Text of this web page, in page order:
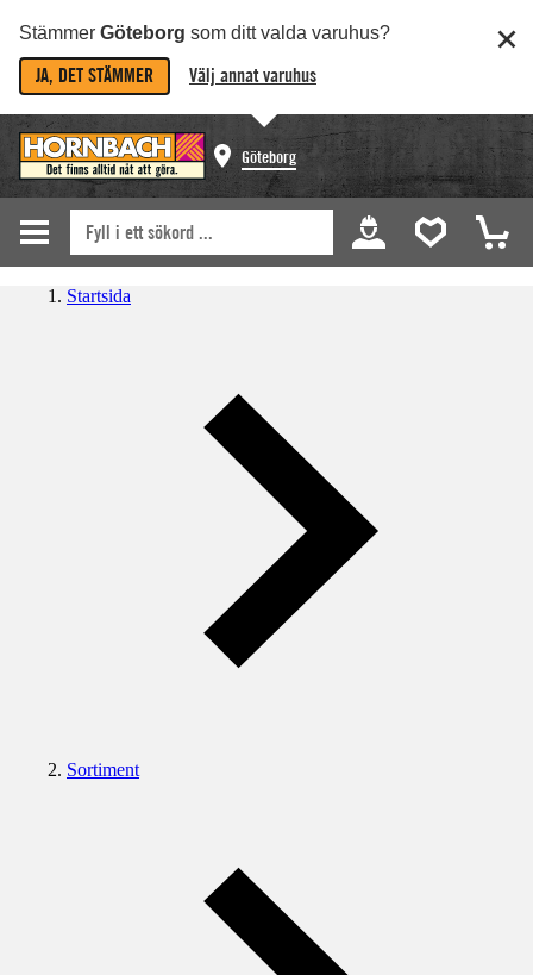
Stämmer Göteborg som ditt valda varuhus?
JA, DET STÄMMER Välj annat varuhus
Göteborg
Startsida
Sortiment